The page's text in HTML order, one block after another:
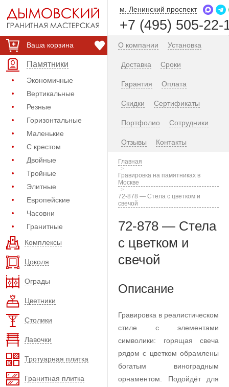
Ваша корзина
Памятники
Экономичные
Вертикальные
Резные
Горизонтальные
Маленькие
С крестом
Двойные
Тройные
Элитные
Европейские
Часовни
Гранитные
Комплексы
Цоколя
Ограды
Цветники
Столики
Лавочки
Тротуарная плитка
Гранитная плитка
м. Ленинский проспект
+7 (495) 505-22-
О компании Установка
Доставка Сроки
Гарантия Оплата
Скидки Сертификаты
Портфолио Сотрудники
Отзывы Контакты
Главная
Гравировка на памятниках в
Москве
72-878 — Стела с цветком и
свечой
72-878 — Стела
с цветком и
свечой
Описание
Гравировка в реалистическом
стиле с элементами
символики: горящая свеча
рядом с цветком обрамлены
богатым виноградным
орнаментом. Подойдёт для